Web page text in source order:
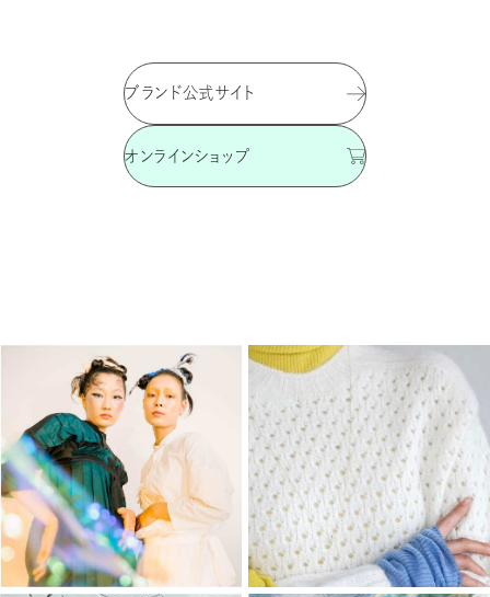
ブランド公式サイト
オンラインショップ